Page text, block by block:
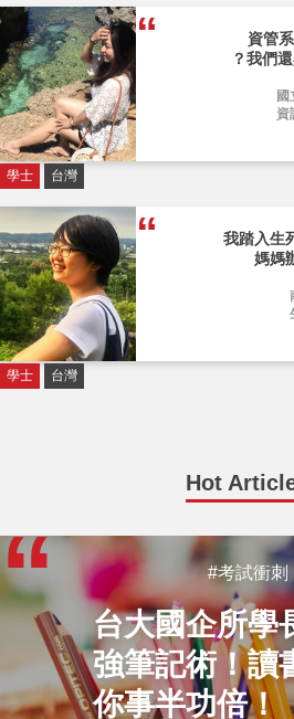
資管
？我們
國
資
學士 台灣
我踏入生
媽媽
學士 台灣
Hot
#考試衝刺
台大國企所學
強筆記術！讀
你事半功倍！